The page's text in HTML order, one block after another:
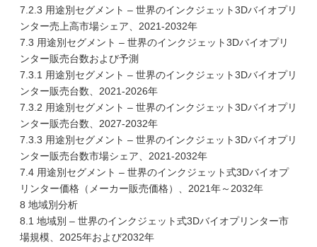
7.2.3 用途別セグメント – 世界のインクジェット3Dバイオプリ
ンター売上高市場シェア、2021-2032年
7.3 用途別セグメント – 世界のインクジェット3Dバイオプリ
ンター販売台数および予測
7.3.1 用途別セグメント – 世界のインクジェット3Dバイオプリ
ンター販売台数、2021-2026年
7.3.2 用途別セグメント – 世界のインクジェット3Dバイオプリ
ンター販売台数、2027-2032年
7.3.3 用途別セグメント – 世界のインクジェット3Dバイオプリ
ンター販売台数市場シェア、2021-2032年
7.4 用途別セグメント – 世界のインクジェット式3Dバイオプ
リンター価格（メーカー販売価格）、2021年～2032年
8 地域別分析
8.1 地域別 – 世界のインクジェット式3Dバイオプリンター市
場規模、2025年および2032年